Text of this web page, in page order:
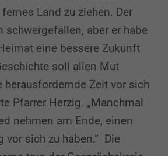
Land zu ziehen. Der
schwergefallen, aber er habe
eine bessere Zukunft
soll allen Mut
herausfordernde Zeit vor sich
Pfarrer Herzig. „Manchmal
nehmen am Ende, einen
vor sich zu haben.“ Die